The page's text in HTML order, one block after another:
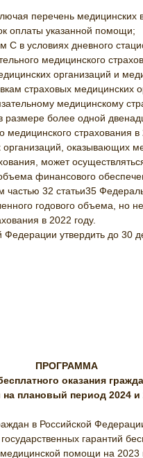
перечень
оплаты указанной помощи;
в условиях дневного
медицинского
организаций и
страховых
медицинскому
более одной
медицинского страхования в
оказывающих
может
финансового
32 статьи35
годового объема, но
в 2022 году.
утвердить до
ПРОГРАММА
оказания
на плановый период 2024 и
в Российской
гарантий
помощи на